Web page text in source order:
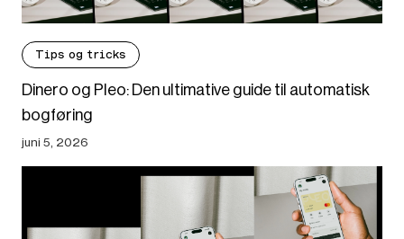
Tips og tricks
Dinero og Pleo: Den ultimative guide til automatisk
bogføring
juni 5, 2026